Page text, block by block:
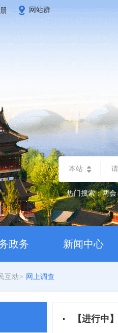
网站群
本站
热门搜索：两会
政务 新闻中心
互动 > 网上调查
【进行中】